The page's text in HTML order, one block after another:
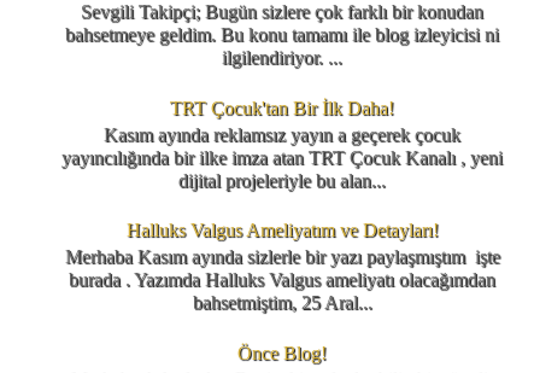
Sevgili Takipçi; Bugün sizlere çok farklı bir konudan
bahsetmeye geldim. Bu konu tamamı ile blog izleyicisi ni
ilgilendiriyor. ...
TRT Çocuk'tan Bir İlk Daha!
Kasım ayında reklamsız yayın a geçerek çocuk
yayıncılığında bir ilke imza atan TRT Çocuk Kanalı , yeni
dijital projeleriyle bu alan...
Halluks Valgus Ameliyatım ve Detayları!
Merhaba Kasım ayında sizlerle bir yazı paylaşmıştım işte
burada . Yazımda Halluks Valgus ameliyatı olacağımdan
bahsetmiştim, 25 Aral...
Önce Blog!